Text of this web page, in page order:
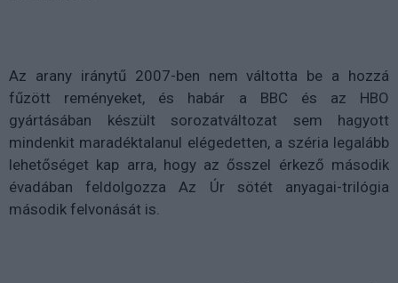
Az arany iránytű 2007-ben nem váltotta be a hozzá
fűzött reményeket, és habár a BBC és az HBO
gyártásában készült sorozatváltozat sem hagyott
mindenkit maradéktalanul elégedetten, a széria legalább
lehetőséget kap arra, hogy az ősszel érkező második
évadában feldolgozza Az Úr sötét anyagai-trilógia
második felvonását is.